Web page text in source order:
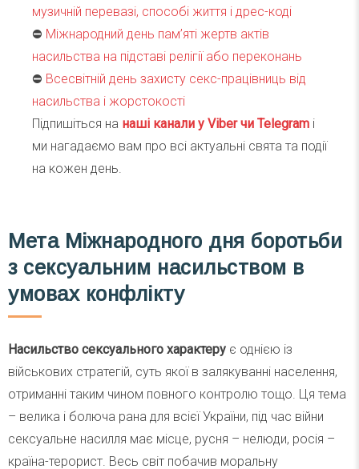
музичній перевазі, способі життя і дрес-коді
⛔️ Міжнародний день пам’яті жертв актів
насильства на підставі релігії або переконань
⛔️ Всесвітній день захисту секс-працівниць від
насильства і жорстокості
Підпишіться на наші канали у Viber чи Telegram і
ми нагадаємо вам про всі актуальні свята та події
на кожен день.
Мета Міжнародного дня боротьби
з сексуальним насильством в
умовах конфлікту
Насильство сексуального характеру є однією із
військових стратегій, суть якої в залякуванні населення,
отриманні таким чином повного контролю тощо. Ця тема
– велика і болюча рана для всієї України, під час війни
сексуальне насилля має місце, русня – нелюди, росія –
країна-терорист. Весь світ побачив моральну